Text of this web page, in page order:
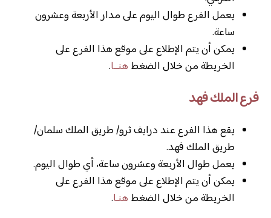
يعمل الفرع طوال اليوم على مدار الأربعة وعشرون
ساعة.
يمكن أن يتم الإطلاع على موقع هذا الفرع على
الخريطة من خلال الضغط هنــا.
فرع الملك فهد
يقع هذا الفرع عند درايف ثرو/ طريق الملك سلمان/
طريق الملك فهد.
يعمل طوال الأربعة وعشرون ساعة، أي طوال اليوم.
يمكن أن يتم الإطلاع على موقع هذا الفرع على
الخريطة من خلال الضغط هنـا.